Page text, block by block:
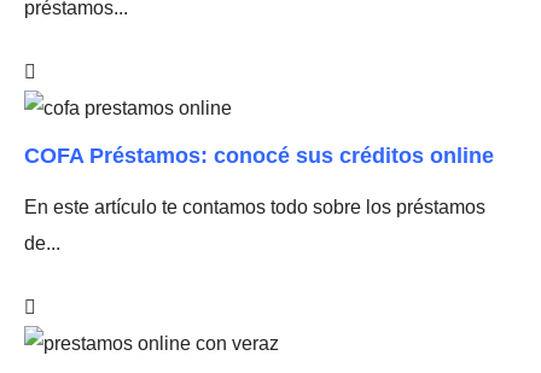
préstamos...
COFA Préstamos: conocé sus créditos online
En este artículo te contamos todo sobre los préstamos
de...